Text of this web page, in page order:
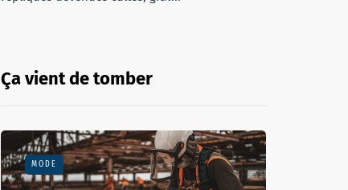
Ça vient de tomber
MODE